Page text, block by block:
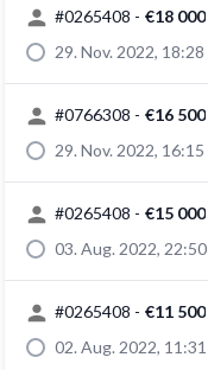
#0265408 - €18 000
29. Nov. 2022, 18:28
#0766308 - €16 500
29. Nov. 2022, 16:15
#0265408 - €15 000
03. Aug. 2022, 22:50
#0265408 - €11 500
02. Aug. 2022, 11:31